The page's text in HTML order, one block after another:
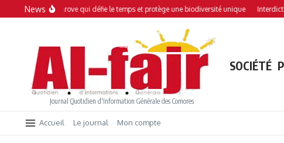
Aller au contenu
News
: Une mangrove qui défie le temps et protège une biodiversité unique Interdiction
Journal Quotidien d'Information Générale des Comores
SOCIÉTÉ
Accueil Le journal Mon compte